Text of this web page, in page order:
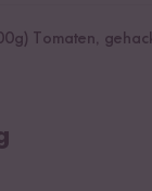
g) Tomaten,